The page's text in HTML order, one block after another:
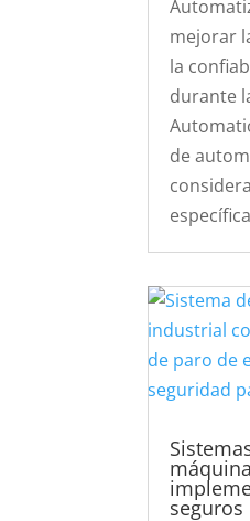
mejorar
la
durante
de
seguros